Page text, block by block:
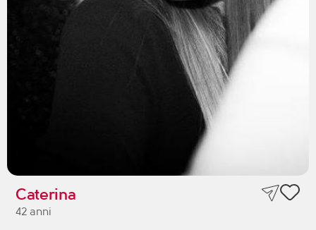
Caterina
42 anni